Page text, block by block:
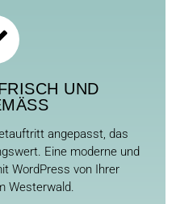
UND
angepasst, das
Eine moderne und
WordPress von Ihrer
Westerwald.